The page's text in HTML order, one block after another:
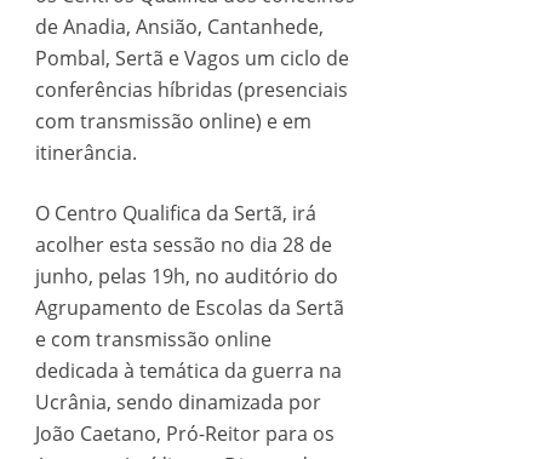
de Anadia, Ansião, Cantanhede,
Pombal, Sertã e Vagos um ciclo de
conferências híbridas (presenciais
com transmissão online) e em
itinerância.
O Centro Qualifica da Sertã, irá
acolher esta sessão no dia 28 de
junho, pelas 19h, no auditório do
Agrupamento de Escolas da Sertã
e com transmissão online
dedicada à temática da guerra na
Ucrânia, sendo dinamizada por
João Caetano, Pró-Reitor para os